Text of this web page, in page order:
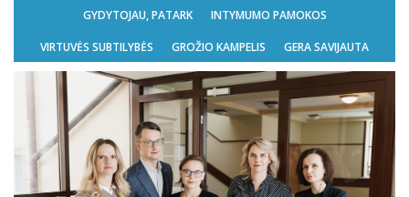
GYDYTOJAU, PATARK INTYMUMO PAMOKOS
VIRTUVĖS SUBTILYBĖS GROŽIO KAMPELIS GERA SAVIJAUTA